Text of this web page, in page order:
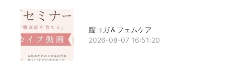
膣ヨガ＆フェムケア
2026-08-07 16:51:20